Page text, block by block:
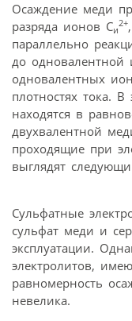
Осаждение меди
разряда ионов Си
2+
параллельно
до
одновалентных
плотностях тока.
находятся в
двухвалентной
проходящие при
выглядят
Сульфатные
сульфат меди и
эксплуатации.
электролитов,
равномерность
невелика.